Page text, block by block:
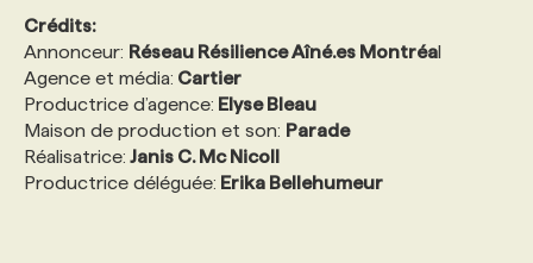
Crédits:
Annonceur: Réseau Résilience Aîné.es Montréal
Agence et média: Cartier
Productrice d’agence: Elyse Bleau
Maison de production et son: Parade
Réalisatrice: Janis C. Mc Nicoll
Productrice déléguée: Erika Bellehumeur